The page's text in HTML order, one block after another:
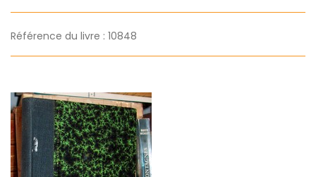
Référence du livre : 10848